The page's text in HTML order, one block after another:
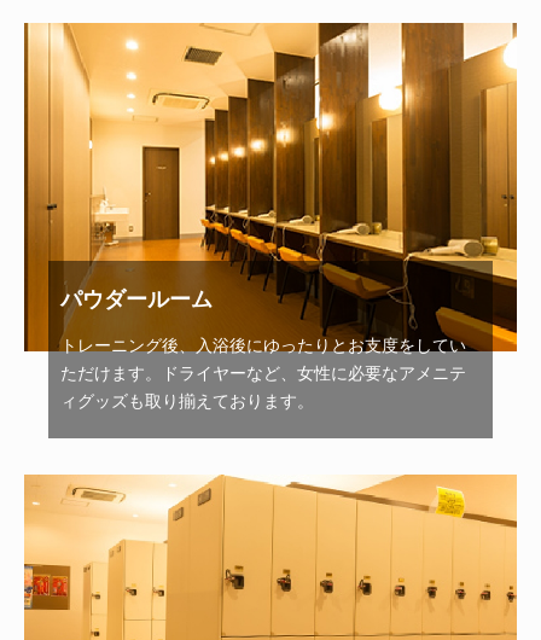
パウダールーム
トレーニング後、入浴後にゆったりとお支度をしてい
ただけます。ドライヤーなど、女性に必要なアメニテ
ィグッズも取り揃えております。